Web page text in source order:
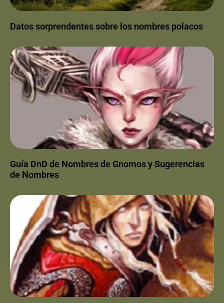
Datos sorprendentes sobre los nombres polacos
Guía DnD de Nombres de Gnomos y Sugerencias
de Nombres